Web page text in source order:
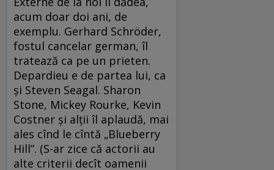
acum doar doi ani, de
exemplu. Gerhard Schröder,
fostul cancelar german, îl
tratează ca pe un prieten.
Depardieu e de partea lui, ca
şi Steven Seagal. Sharon
Stone, Mickey Rourke, Kevin
Costner şi alţii îl aplaudă, mai
ales cînd le cîntă „Blueberry
Hill”. (S-ar zice că actorii au
alte criterii decît oamenii